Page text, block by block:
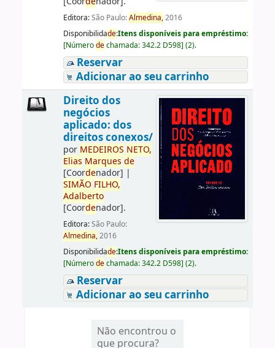
Editora:São Paulo:Almedina,2016
Disponibilidade:Itens disponíveis para empréstimo:
[Númerodechamada:342.2 D598] (2).
Reservar
Adicionar ao seu carrinho
Direito dos
negócios
aplicado: dos
direitos conexos/
por MEDEIROS NETO,
Elias Marques de
[Coordenador] |
SIMÃO FILHO,
Adalberto
[Coordenador].
Editora:São Paulo:
Almedina,2016
Disponibilidade:Itens disponíveis para empréstimo:
[Númerodechamada:342.2 D598] (2).
Reservar
Adicionar ao seu carrinho
Não encontrou o
que procura?